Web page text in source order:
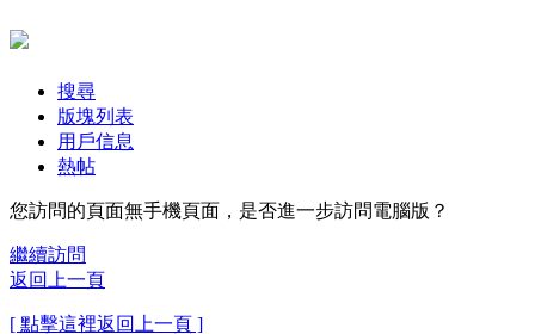
搜尋
版塊列表
用戶信息
熱帖
您訪問的頁面無手機頁面，是否進一步訪問電腦版？
繼續訪問
返回上一頁
[ 點擊這裡返回上一頁 ]